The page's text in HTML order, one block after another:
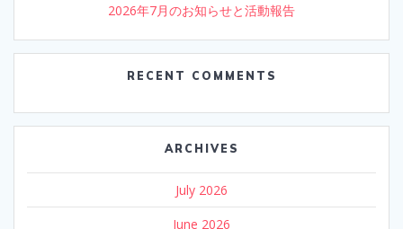
2026年7月のお知らせと活動報告
RECENT COMMENTS
ARCHIVES
July 2026
June 2026